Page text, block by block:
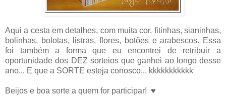
Aqui a cesta em detalhes, com muita cor, fitinhas, sianinhas,
bolinhas, bolotas, listras, flores, botões e arabescos. Essa
foi também a forma que eu encontrei de retribuir a
oportunidade dos DEZ sorteios que ganhei ao longo desse
ano... E que a SORTE esteja conosco... kkkkkkkkkkk
Beijos e boa sorte a quem for participar! ♥